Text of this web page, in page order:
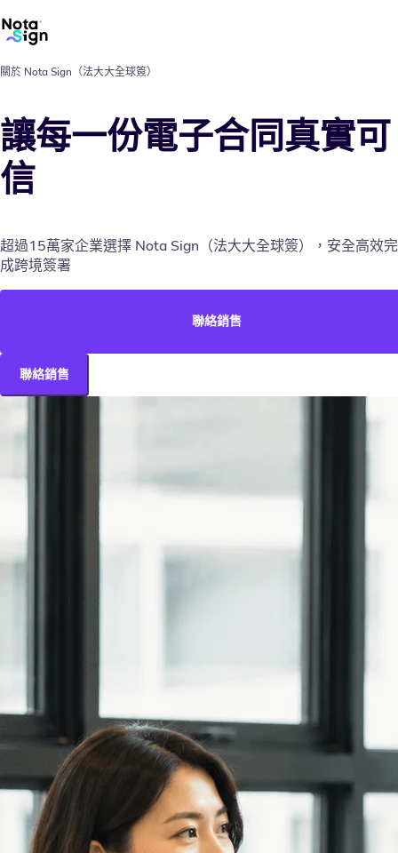
關於 Nota Sign（法大大全球簽）
讓每一份電子合同真實可
信
超過15萬家企業選擇 Nota Sign（法大大全球簽），安全高效完
成跨境簽署
聯絡銷售
聯絡銷售